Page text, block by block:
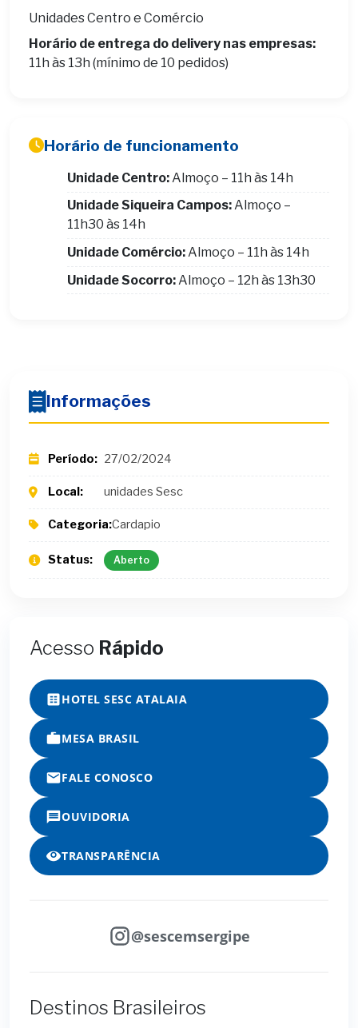
Unidades Centro e Comércio
Horário de entrega do delivery nas empresas:
11h às 13h (mínimo de 10 pedidos)
Horário de funcionamento
Unidade Centro: Almoço – 11h às 14h
Unidade Siqueira Campos:Almoço –
11h30 às 14h
Unidade Comércio:Almoço – 11h às 14h
Unidade Socorro: Almoço – 12h às 13h30
Informações
Período: 27/02/2024
Local: unidades Sesc
Categoria:Cardapio
Status: Aberto
Acesso Rápido
HOTEL SESC ATALAIA
MESA BRASIL
FALE CONOSCO
OUVIDORIA
TRANSPARÊNCIA
@sescemsergipe
Destinos Brasileiros